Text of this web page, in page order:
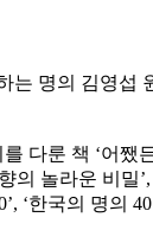
는 명의 김영섭
다룬 책 ‘어쨌
놀라운 비밀’,
‘한국의 명의